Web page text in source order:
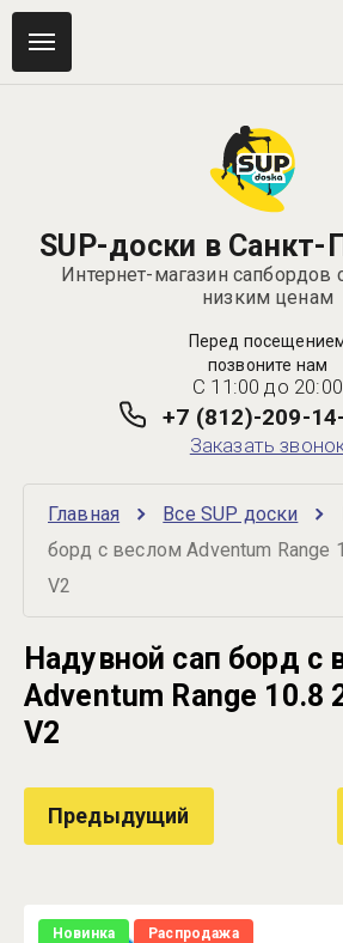
SUP-доски в Санкт-
Интернет-магазин сапбордов
низким ценам
Перед
позвоните нам
C 11:00 до 20:00
+7 (812)-209-
Заказать
Главная Все SUP доски
борд с веслом Adventum Range
V2
Надувной сап борд с
Adventum Range 10.8
V2
Предыдущий
Новинка
Распродажа